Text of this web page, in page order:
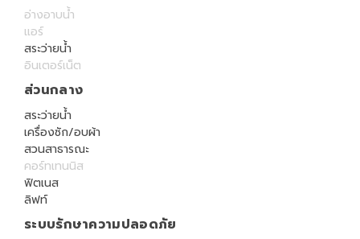
อ่างอาบน้ำ
แอร์
สระว่ายน้ำ
อินเตอร์เน็ต
ส่วนกลาง
สระว่ายน้ำ
เครื่องซัก/อบผ้า
สวนสาธารณะ
คอร์ทเทนนิส
ฟิตเนส
ลิฟท์
ระบบรักษาความปลอดภัย